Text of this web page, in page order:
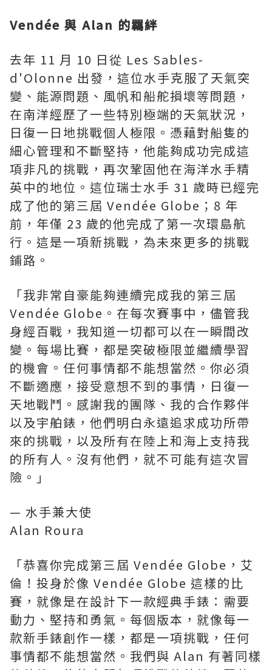
Vendée 與 Alan 的羈絆
去年 11 月 10 日從 Les Sables-
d'Olonne 出發，這位水手克服了天氣突
變、能源問題、風帆和船舵損壞等問題，
在南洋經歷了一些特別極端的天氣狀況，
日復一日地挑戰個人極限。憑藉對船隻的
細心管理和不斷堅持，他能夠成功完成這
項非凡的挑戰，再次鞏固他在海洋水手精
英中的地位。這位瑞士水手 31 歲時已經完
成了他的第三屆 Vendée Globe；8 年
前，年僅 23 歲的他完成了第一次環島航
行。這是一項新挑戰，為未來更多的挑戰
鋪路。
「我非常自豪能夠連續完成我的第三屆
Vendée Globe。在每次賽事中，儘管我
身經百戰，我知道一切都可以在一瞬間改
變。每場比賽，都是突破極限並繼續學習
的機會。任何事情都不能想當然。你必須
不斷適應，接受意想不到的事情，日復一
天地戰鬥。感謝我的團隊、我的合作夥伴
以及宇舶錶，他們明白永遠追求成功所帶
來的挑戰，以及所有在陸上和海上支持我
的所有人。沒有他們，就不可能有這次冒
險。」
— 水手兼大使
Alan Roura
「恭喜你完成第三屆 Vendée Globe，艾
倫！投身於像 Vendée Globe 這樣的比
賽，就像是在設計下一款經典手錶：需要
動力、堅持和勇氣。每個版本，就像每一
款新手錶創作一樣，都是一項挑戰，任何
事情都不能想當然。我們與 Alan 有著同樣